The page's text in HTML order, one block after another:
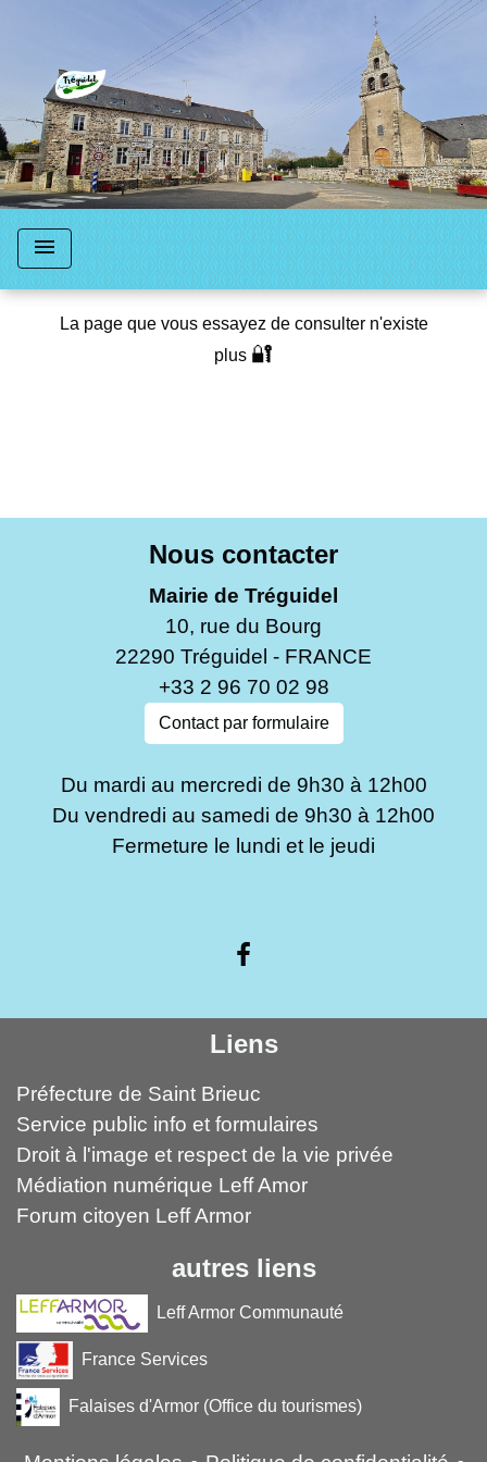
menu
La page que vous essayez de consulter n'existe
plus 🔐
Nous contacter
Mairie de Tréguidel
10, rue du Bourg
22290 Tréguidel - FRANCE
+33 2 96 70 02 98
Contact par formulaire
Du mardi au mercredi de 9h30 à 12h00
Du vendredi au samedi de 9h30 à 12h00
Fermeture le lundi et le jeudi
Liens
Préfecture de Saint Brieuc
Service public info et formulaires
Droit à l'image et respect de la vie privée
Médiation numérique Leff Amor
Forum citoyen Leff Armor
autres liens
Leff Armor Communauté
France Services
Falaises d'Armor (Office du tourismes)